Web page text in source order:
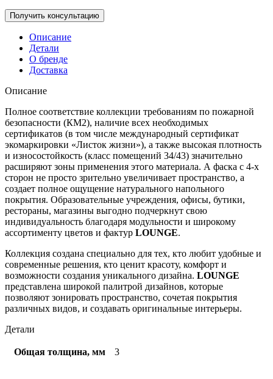
Описание
Детали
О бренде
Доставка
Описание
Полное соответствие коллекции требованиям по пожарной
безопасности (КМ2), наличие всех необходимых
сертификатов (в том числе международный сертификат
экомаркировки «Листок жизни»), а также высокая плотность
и износостойкость (класс помещений 34/43) значительно
расширяют зоны применения этого материала. А фаска с 4-х
сторон не просто зрительно увеличивает пространство, а
создает полное ощущение натурального напольного
покрытия. Образовательные учреждения, офисы, бутики,
рестораны, магазины выгодно подчеркнут свою
индивидуальность благодаря модульности и широкому
ассортименту цветов и фактур LOUNGE.
Коллекция создана специально для тех, кто любит удобные и
современные решения, кто ценит красоту, комфорт и
возможности создания уникального дизайна. LOUNGE
представлена широкой палитрой дизайнов, которые
позволяют зонировать пространство, сочетая покрытия
различных видов, и создавать оригинальные интерьеры.
Детали
Общая толщина, мм 3